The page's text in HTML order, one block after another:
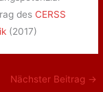
desCERSS
(2017)
Nächster Beitrag →